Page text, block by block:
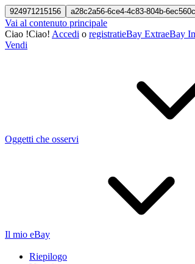
924971215156 a28c2a56-6ce4-4c83-804b-
Vai al contenuto principale
Ciao !Ciao! Accedi o registratieBay ExtraeBay
Vendi
Oggetti che osservi
Il mio eBay
Riepilogo